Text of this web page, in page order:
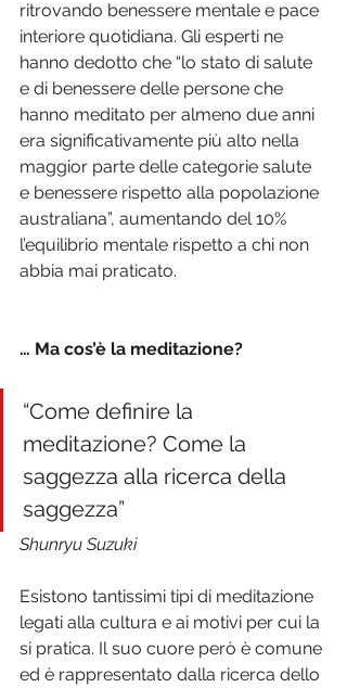
ritrovando benessere mentale e pace
interiore quotidiana. Gli esperti ne
hanno dedotto che “lo stato di salute
e di benessere delle persone che
hanno meditato per almeno due anni
era significativamente più alto nella
maggior parte delle categorie salute
e benessere rispetto alla popolazione
australiana”, aumentando del 10%
l’equilibrio mentale rispetto a chi non
abbia mai praticato.
… Ma cos’è la meditazione?
“Come definire la
meditazione? Come la
saggezza alla ricerca della
saggezza”
Shunryu Suzuki
Esistono tantissimi tipi di meditazione
legati alla cultura e ai motivi per cui la
si pratica. Il suo cuore però è comune
ed è rappresentato dalla ricerca dello